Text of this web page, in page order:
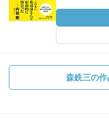
森銑三の